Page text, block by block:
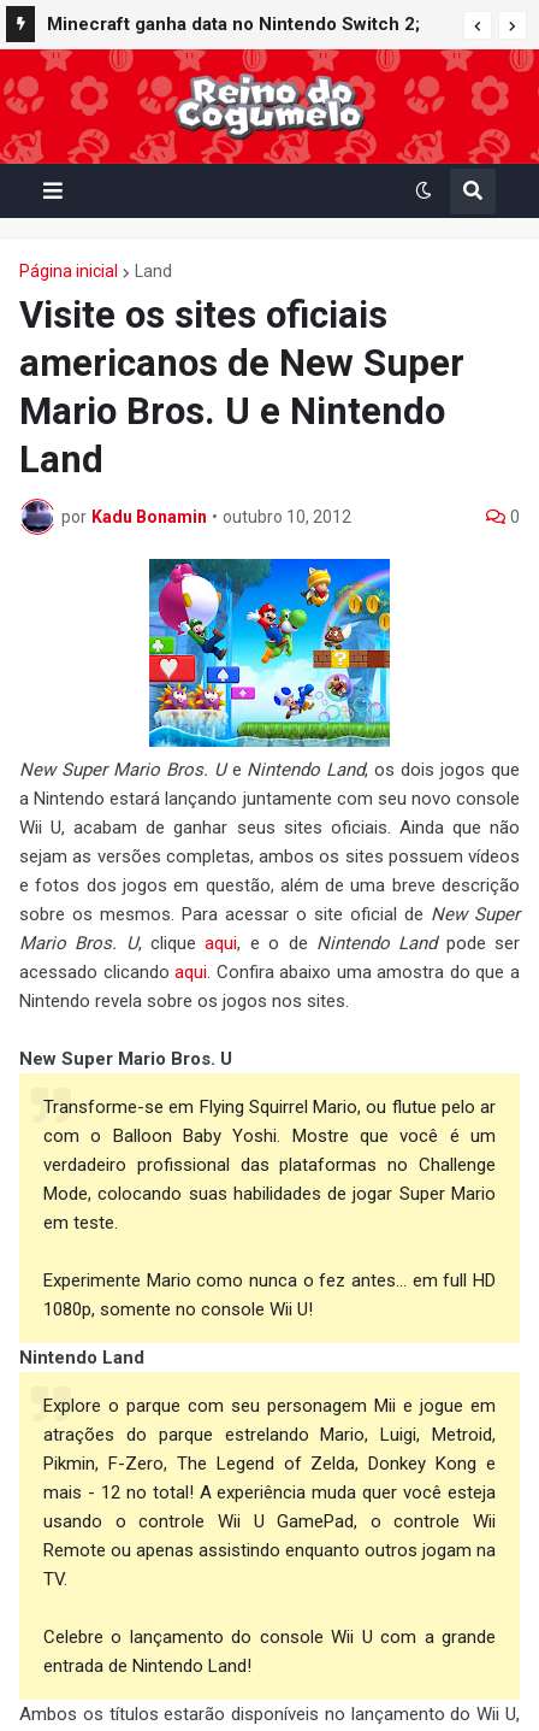
Minecraft ganha data no Nintendo Switch 2;
Super Mario Mash-Up receberá atualização
gráfica exclusiva
Página inicial Land
Visite os sites oficiais
americanos de New Super
Mario Bros. U e Nintendo
Land
por Kadu Bonamin • outubro 10, 2012 0
New Super Mario Bros. Ue Nintendo Land, os dois jogos que
a Nintendo estará lançando juntamente com seu novo console
Wii U, acabam de ganhar seus sites oficiais. Ainda que não
sejam as versões completas, ambos os sites possuem vídeos
e fotos dos jogos em questão, além de uma breve descrição
sobre os mesmos. Para acessar o site oficial de New Super
Mario Bros. U, cliqueaqui, e o de Nintendo Landpode ser
acessado clicandoaqui. Confira abaixo uma amostra do que a
Nintendo revela sobre os jogos nos sites.
New Super Mario Bros. U
Transforme-se em Flying Squirrel Mario, ou flutue pelo ar
com o Balloon Baby Yoshi. Mostre que você é um
verdadeiro profissional das plataformas no Challenge
Mode, colocando suas habilidades de jogar Super Mario
em teste.
Experimente Mario como nunca o fez antes... em full HD
1080p, somente no console Wii U!
Nintendo Land
Explore o parque com seu personagem Mii e jogue em
atrações do parque estrelando Mario, Luigi, Metroid,
Pikmin, F-Zero, The Legend of Zelda, Donkey Kong e
mais - 12 no total! A experiência muda quer você esteja
usando o controle Wii U GamePad, o controle Wii
Remote ou apenas assistindo enquanto outros jogam na
TV.
Celebre o lançamento do console Wii U com a grande
entrada de Nintendo Land!
Ambos os títulos estarão disponíveis no lançamento do Wii U,